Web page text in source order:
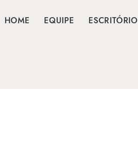
HOME EQUIPE ESCRITÓRIO